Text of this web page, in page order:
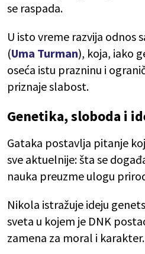
se raspada.
U isto vreme razvija odnos
(Uma Turman), koja, iako
oseća istu prazninu i
priznaje slabost.
Genetika, sloboda i
Gataka postavlja pitanje
sve aktuelnije: šta se
nauka preuzme ulogu
Nikola istražuje ideju
sveta u kojem je DNK
zamena za moral i karakter.